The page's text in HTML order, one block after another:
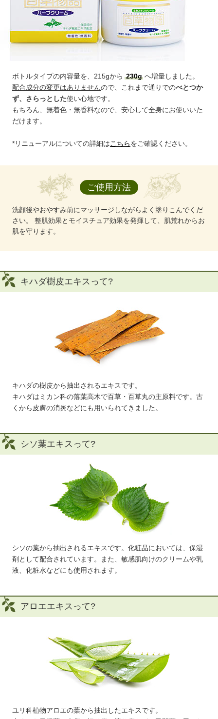
ボトルタイプの内容量を、215gから 230g へ増量しました。
配合成分の変更はありませんので、これまで通りでのべとつか
ず、さらっとした使い心地です。
もちろん、無着色・無香料なので、安心して全身にお使いいた
だけます。
*リニューアルについての詳細はこちらをご確認ください。
ご使用方法
洗顔後やおやすみ前にマッサージしながらよく塗りこんでくだ
さい。
整肌効果とモイスチュア効果を発揮して、肌荒れからお
肌を守ります。
キハダ樹皮エキスって?
キハダの樹皮から抽出されるエキスです。
キハダはミカン科の落葉高木で百草・百草丸の主原料です。古
くから皮膚の消炎などにも用いられてきました。
シソ葉エキスって?
シソの葉から抽出されるエキスです。化粧品においては、保湿
剤として配合されています。また、敏感肌向けのクリームや乳
液、化粧水などにも使用されます。
アロエエキスって?
ユリ科植物アロエの葉から抽出したエキスです。